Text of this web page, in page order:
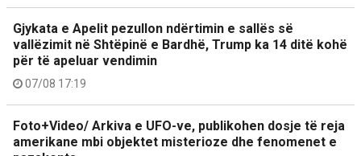
Gjykata e Apelit pezullon ndërtimin e sallës së
vallëzimit në Shtëpinë e Bardhë, Trump ka 14 ditë kohë
për të apeluar vendimin
07/08 17:19
Foto+Video/ Arkiva e UFO-ve, publikohen dosje të reja
amerikane mbi objektet misterioze dhe fenomenet e